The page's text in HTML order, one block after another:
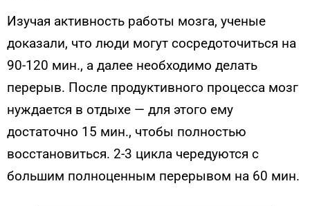
Изучая активность работы мозга, ученые
доказали, что люди могут сосредоточиться на
90-120 мин., а далее необходимо делать
перерыв. После продуктивного процесса мозг
нуждается в отдыхе — для этого ему
достаточно 15 мин., чтобы полностью
восстановиться. 2-3 цикла чередуются с
большим полноценным перерывом на 60 мин.